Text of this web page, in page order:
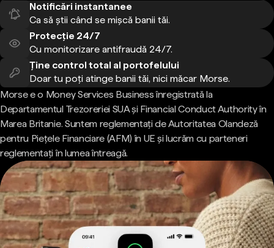
Notificări instantanee
Ca să știi când se mișcă banii tăi.
Protecție 24/7
Cu monitorizare antifraudă 24/7.
Ține control total al portofelului
Doar tu poți atinge banii tăi, nici măcar Morse.
Morse e o Money Services Business înregistrată la
Departamentul Trezoreriei SUA și Financial Conduct Authority în
Marea Britanie. Suntem reglementați de Autoritatea Olandeză
pentru Piețele Financiare (AFM) în UE și lucrăm cu parteneri
reglementați în lumea întreagă.